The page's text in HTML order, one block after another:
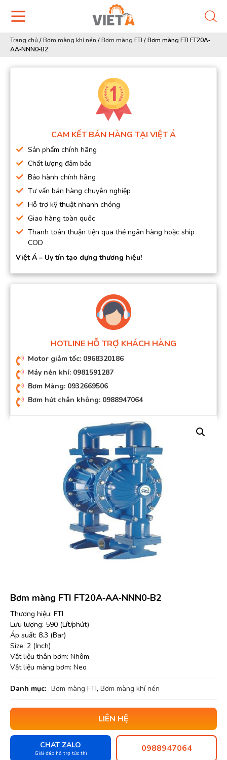
Trang chủ /Bơm màng khí nén /Bơm màng FTI /Bơm màng FTI FT20A‐
AA‐NNN0‐B2
CAM KẾT BÁN HÀNG TẠI VIỆT Á
Sản phẩm chính hãng
Chất lượng đảm bảo
Bảo hành chính hãng
Tư vấn bán hàng chuyên nghiệp
Hỗ trợ kỹ thuật nhanh chóng
Giao hàng toàn quốc
Thanh toán thuận tiện qua thẻ ngân hàng hoặc ship
COD
Việt Á – Uy tín tạo dựng thương hiệu!
HOTLINE HỖ TRỢ KHÁCH HÀNG
Motor giảm tốc: 0968320186
Máy nén khí: 0981591287
Bơm Màng: 0932669506
Bơm hút chân không: 0988947064
Bơm màng FTI FT20A‐AA‐NNN0‐B2
Thương hiệu: FTI
Lưu lượng: 590 (Lít/phút)
Áp suất: 8.3 (Bar)
Size: 2 (Inch)
Vật liệu thân bơm: Nhôm
Vật liệu màng bơm: Neo
Danh mục: Bơm màng FTI, Bơm màng khí nén
LIÊN HỆ
CHAT ZALO
Giải đáp hỗ trợ tức thì 0988947064